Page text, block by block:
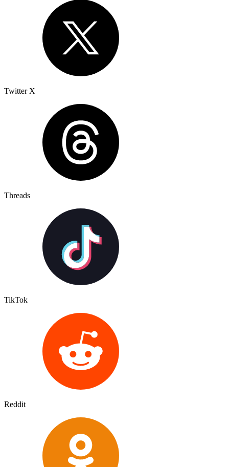
Twitter X
Threads
TikTok
Reddit